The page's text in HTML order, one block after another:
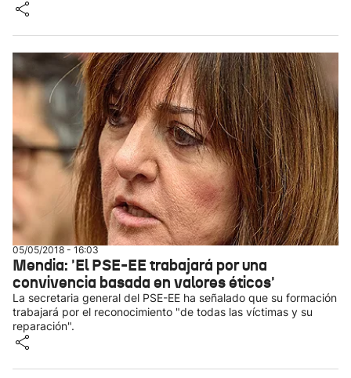
05/05/2018 - 16:03
Mendia: 'El PSE-EE trabajará por una
convivencia basada en valores éticos'
La secretaria general del PSE-EE ha señalado que su formación
trabajará por el reconocimiento "de todas las víctimas y su
reparación".